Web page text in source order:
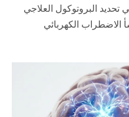
تحديد البروتوكول العلاجي
الكهربائي